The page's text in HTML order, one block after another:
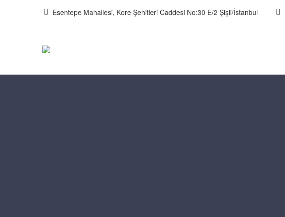
Esentepe Mahallesi, Kore Şehitleri Caddesi No:30 E/2 Şişli/İstanbul